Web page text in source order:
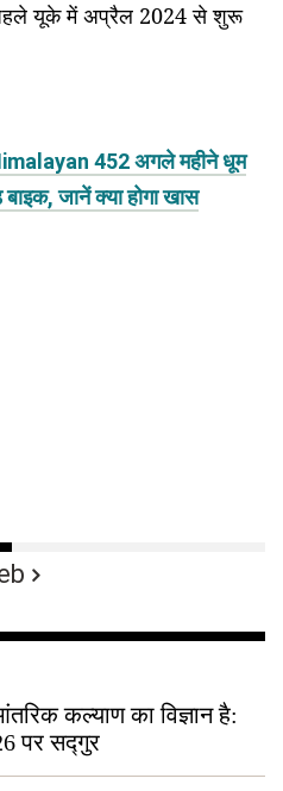
पहले यूके में अप्रैल 2024 से शुरू
452 अगले महीने धूम
जानें क्या होगा खास
कल्याण का विज्ञान है:
पर सद्गुर